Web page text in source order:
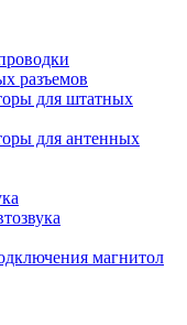
разъемов
для штатных
для антенных
магнитол